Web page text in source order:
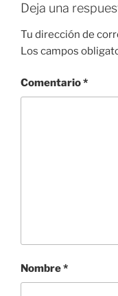
Deja una
Tu dirección de
Los campos
Comentario*
Nombre*